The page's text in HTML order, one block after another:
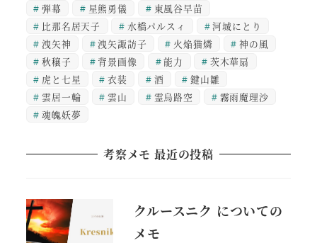
弾幕
星熊勇儀
東風谷早苗
比那名居天子
水橋パルスィ
河城にとり
洩矢神
洩矢諏訪子 火焔猫燐
神の風
秋穣子
背景画像 能力
茨木華扇
虎と七星
衣装 酒
鍵山雛
雲居一輪
雲山 霊烏路空
霧雨魔理沙
魂魄妖夢
考察メモ 最近の投稿
クルースニク についての
メモ